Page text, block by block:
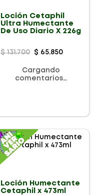
Loción Cetaphil
Ultra Humectante
De Uso Diario X 226g
$ 131.700 $ 65.850
Cargando
comentarios…
Loción Humectante
Cetaphil x 473ml